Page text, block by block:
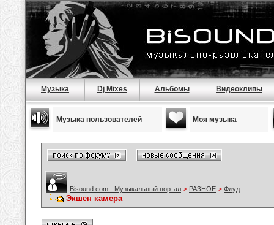
Музыка Dj Mixes Альбомы Видеоклипы
Музыка пользователей Моя музыка
Bisound.com - Музыкальный портал > РАЗНОЕ > Флуд
Экшен камера